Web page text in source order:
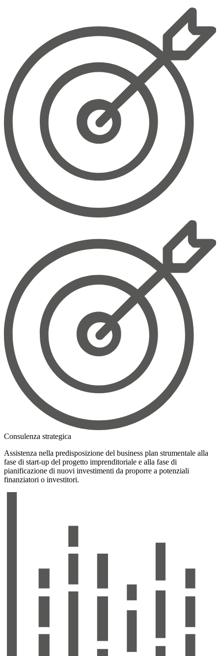
Consulenza strategica
Assistenza nella predisposizione del business plan strumentale alla
fase di start-up del progetto imprenditoriale e alla fase di
pianificazione di nuovi investimenti da proporre a potenziali
finanziatori o investitori.